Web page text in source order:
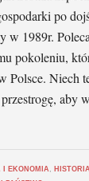
po
w 1989r.
pokoleniu,
Polsce. Niech
aby
I EKONOMIA HISTORIA